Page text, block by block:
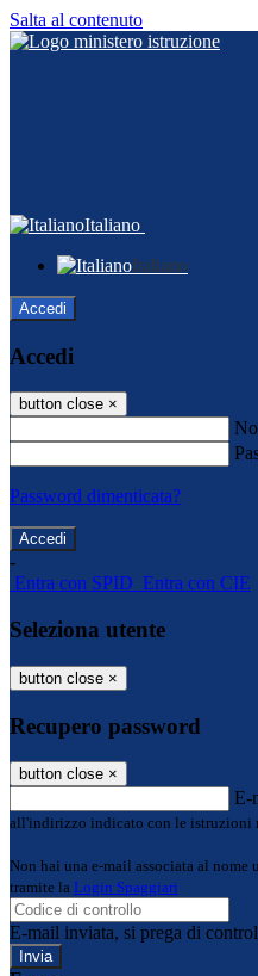
Salta al contenuto
Italiano
Italiano
Accedi
Accedi
button close ×
Password dimenticata?
-
Entra con SPID Entra con CIE
Seleziona utente
button close ×
Recupero password
button close ×
E-
all'indirizzo indicato con le istruzioni
Non hai una e-mail associata al nome
tramite la Login Spaggiari
E-mail inviata, si prega di